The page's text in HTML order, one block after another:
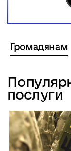
Громадянам
послуги